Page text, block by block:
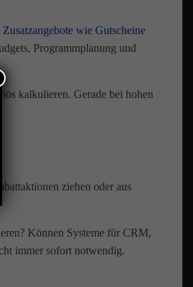
Zusatzangebote wie Gutscheine
Programmplanung und
kalkulieren. Gerade bei hohen
ziehen oder aus
Können Systeme für CRM,
immer sofort notwendig.